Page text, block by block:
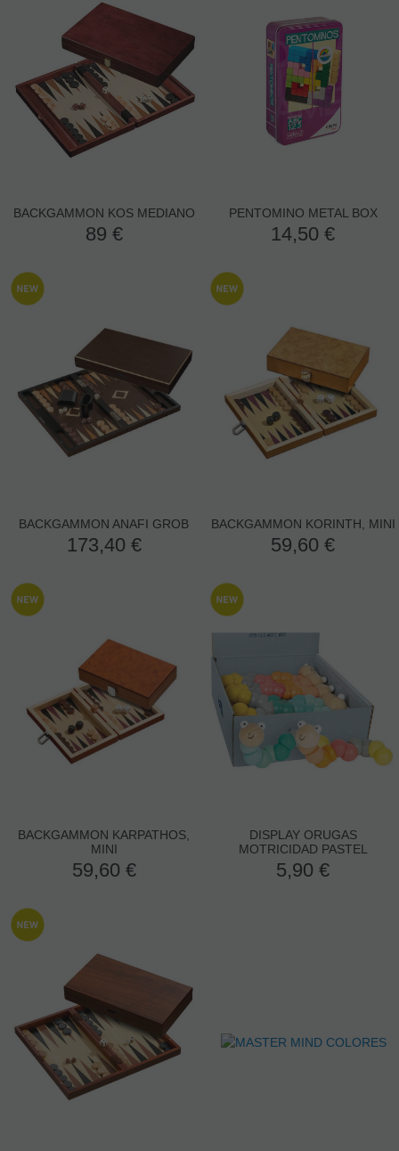
BACKGAMMON KOS MEDIANO
89 €
PENTOMINO METAL BOX
14,50 €
BACKGAMMON ANAFI GROB
173,40 €
BACKGAMMON KORINTH, MINI
59,60 €
BACKGAMMON KARPATHOS,
MINI
59,60 €
DISPLAY ORUGAS
MOTRICIDAD PASTEL
5,90 €